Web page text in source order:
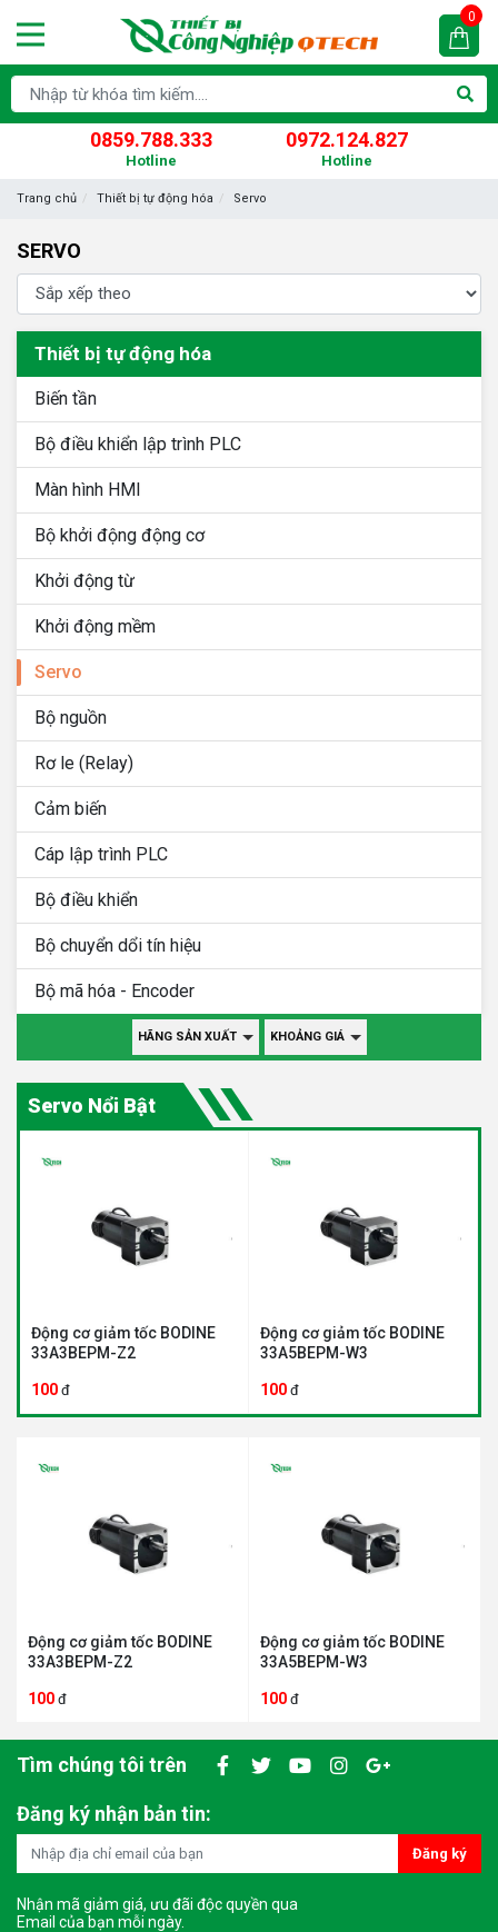
0859.788.333
Hotline
0972.124.827
Hotline
0
Trang chủ Thiết bị tự động hóa Servo
SERVO
Servo Nổi Bật
Động cơ giảm tốc BODINE
33A3BEPM-Z2
100 đ
Động cơ giảm tốc BODINE
33A5BEPM-W3
100 đ
Động cơ giảm tốc BODINE
33A3BEPM-Z2
100 đ
Động cơ giảm tốc BODINE
33A5BEPM-W3
100 đ
Thiết bị tự động hóa
Biến tần
Bộ điều khiển lập trình PLC
Màn hình HMI
Bộ khởi động động cơ
Khởi động từ
Khởi động mềm
Servo
Bộ nguồn
Rơ le (Relay)
Cảm biến
Cáp lập trình PLC
Bộ điều khiển
Bộ chuyển dổi tín hiệu
Bộ mã hóa - Encoder
HÃNG SẢN XUẤT KHOẢNG GIÁ
Tìm chúng tôi trên
Đăng ký nhận bản tin:
Đăng ký
Nhận mã giảm giá, ưu đãi độc quyền qua
Email của bạn mỗi ngày.